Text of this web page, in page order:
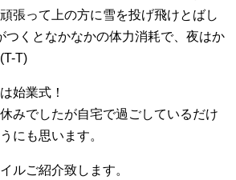
張って上の方に雪を投げ飛けとばし
つくとなかなかの体力消耗で、夜はか
T)
始業式！
みでしたが自宅で過ごしているだけ
にも思います。
ルご紹介致します。